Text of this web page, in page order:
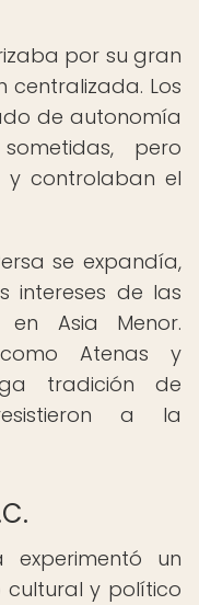
por su gran
centralizada. Los
de autonomía
pero
y controlaban el
se expandía,
intereses de las
en Asia Menor.
Atenas y
tradición de
a la
experimentó un
y político